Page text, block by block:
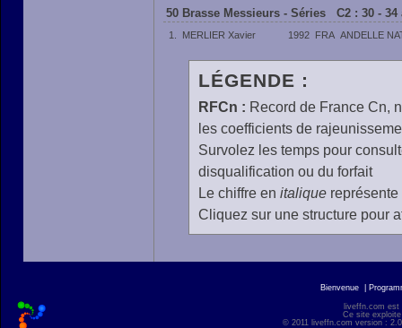
50 Brasse Messieurs - Séries C2 : 30 -
1. MERLIER Xavier 1992 FRA ANDELLE
LÉGENDE :
RFCn : Record de France Cn,
les coefficients de
Survolez les temps pour
disqualification ou du forfait
Le chiffre en italiquereprésente
Cliquez sur une structure pour
Bienvenue
liveffn.com est
Ce site
© 2011 liveffn.com version :